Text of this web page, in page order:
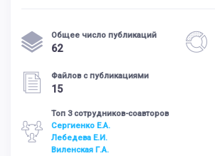
Общее число публикаций
62
Файлов с публикациями
15
Топ 3 сотрудников-соавторов
Сергиенко Е.А.
Лебедева Е.И.
Виленская Г.А.